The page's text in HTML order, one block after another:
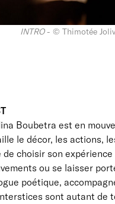
INTRO- © Thimotée
Boubetra est en
le décor, les actions,
de choisir son
ou se laisser
poétique,
sont autant de